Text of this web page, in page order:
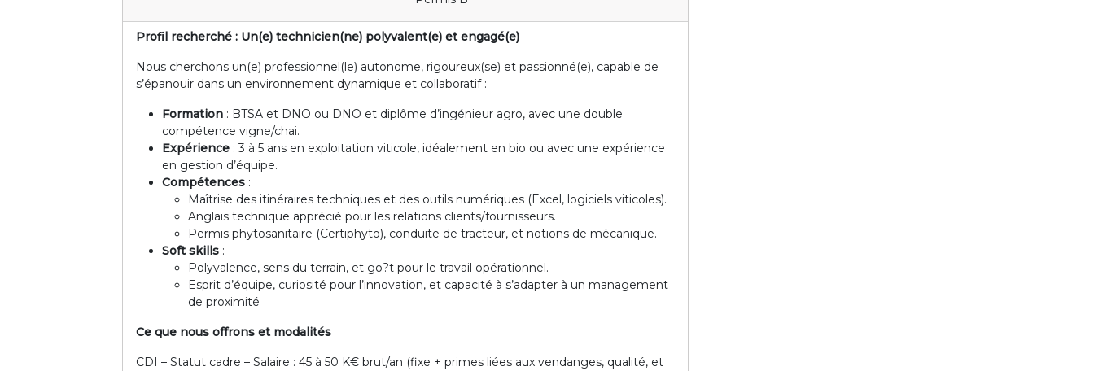
Profil recherché : Un(e) technicien(ne) polyvalent(e) et engagé(e)
Nous cherchons un(e) professionnel(le) autonome, rigoureux(se) et passionné(e), capable de
s’épanouir dans un environnement dynamique et collaboratif :
Formation : BTSA et DNO ou DNO et diplôme d’ingénieur agro, avec une double
compétence vigne/chai.
Expérience : 3 à 5 ans en exploitation viticole, idéalement en bio ou avec une expérience
en gestion d’équipe.
Compétences :
Maîtrise des itinéraires techniques et des outils numériques (Excel, logiciels viticoles).
Anglais technique apprécié pour les relations clients/fournisseurs.
Permis phytosanitaire (Certiphyto), conduite de tracteur, et notions de mécanique.
Soft skills :
Polyvalence, sens du terrain, et go?t pour le travail opérationnel.
Esprit d’équipe, curiosité pour l’innovation, et capacité à s’adapter à un management
de proximité
Ce que nous offrons et modalités
CDI – Statut cadre – Salaire : 45 à 50 K€ brut/an (fixe + primes liées aux vendanges, qualité, et